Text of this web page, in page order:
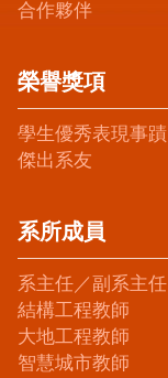
合作夥伴
榮譽獎項
學生優秀表現事蹟
傑出系友
系所成員
系主任／副系主任
結構工程教師
大地工程教師
智慧城市教師